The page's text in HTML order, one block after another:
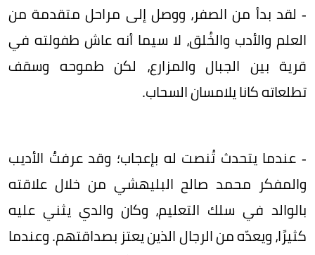
- لقد بدأ من الصفر، ووصل إلى مراحل متقدمة من
العلم والأدب والخُلق، لا سيما أنه عاش طفولته في
قرية بين الجبال والمزارع، لكن طموحه وسقف
تطلعاته كانا يلامسان السحاب.
- عندما يتحدث تُنصت له بإعجاب؛ وقد عرفتُ الأديب
والمفكر محمد صالح البليهشي من خلال علاقته
بالوالد في سلك التعليم، وكان والدي يثني عليه
كثيرًا، ويعدّه من الرجال الذين يعتز بصداقتهم. وعندما